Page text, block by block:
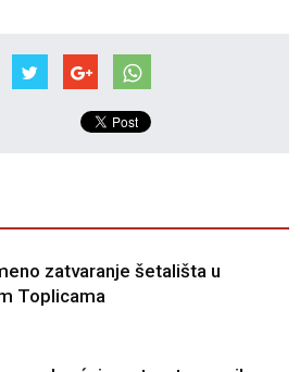
zatvaranje šetališta u
Toplicama